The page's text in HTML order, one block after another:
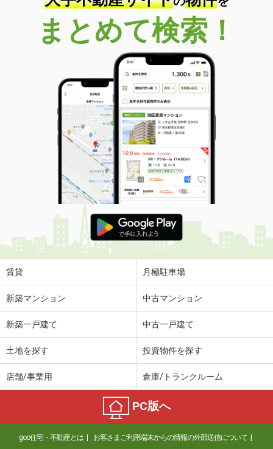
まとめて検索！
賃貸 月極駐車場
新築マンション 中古マンション
新築一戸建て 中古一戸建て
土地を探す 投資物件を探す
店舗/事業用 倉庫/トランクルーム
PC版へ
goo住宅・不動産とは お客さまご利用端末からの情報の外部送信について